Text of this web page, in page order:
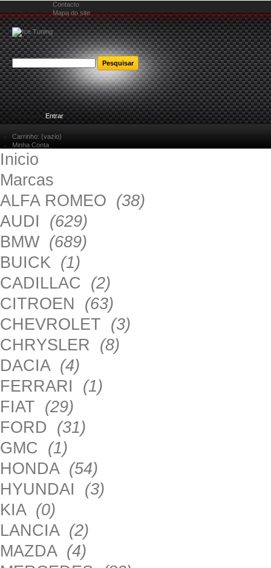
Contacto
Mapa do site
Bem-vindoEntrar
Carrinho: (vazio)
Minha Conta
Inicio
Marcas
ALFA ROMEO (38)
AUDI (629)
BMW (689)
BUICK (1)
CADILLAC (2)
CITROEN (63)
CHEVROLET (3)
CHRYSLER (8)
DACIA (4)
FERRARI (1)
FIAT (29)
FORD (31)
GMC (1)
HONDA (54)
HYUNDAI (3)
KIA (0)
LANCIA (2)
MAZDA (4)